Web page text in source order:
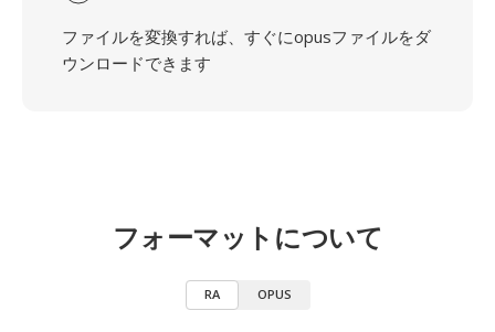
ファイルを変換すれば、すぐにopusファイルをダ
ウンロードできます
フォーマットについて
RA OPUS